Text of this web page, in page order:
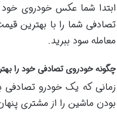
ابتدا شما عکس خودروی خود
تصادفی شما را با بهترین
معامله سود ببرید.
چگونه خودروی تصادفی خود را
زمانی که یک خودرو تصادفی
بودن ماشین را از مشتری